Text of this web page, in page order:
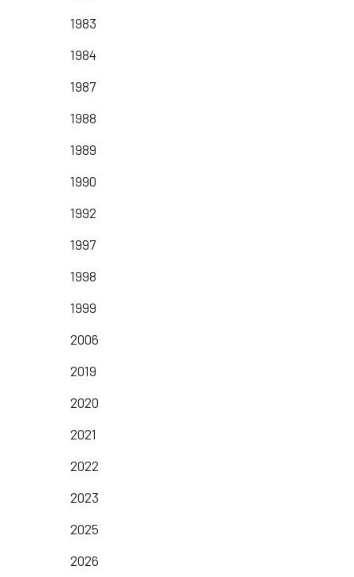
1983
1984
1987
1988
1989
1990
1992
1997
1998
1999
2006
2019
2020
2021
2022
2023
2025
2026